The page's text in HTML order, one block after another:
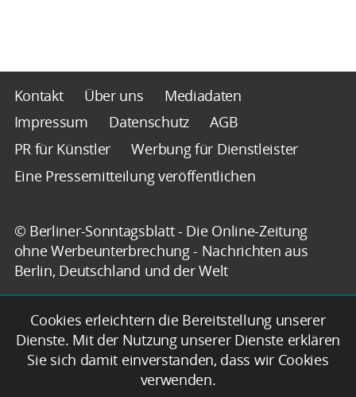
Kontakt Über uns
Mediadaten
Impressum
Datenschutz
AGB
PR für Künstler
Werbung für Dienstleister
Eine Pressemitteilung veröffentlichen
© Berliner-Sonntagsblatt - Die Online-Zeitung
ohne Werbeunterbrechung - Nachrichten aus
Berlin, Deutschland und der Welt
Cookies erleichtern die Bereitstellung unserer
Dienste. Mit der Nutzung unserer Dienste erklären
Sie sich damit einverstanden, dass wir Cookies
verwenden.